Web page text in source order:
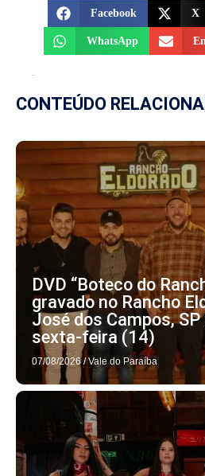
Facebook X
WhatsApp
CONTEÚDO
DVD “Boteco do
gravado no Rancho
José dos Campos,
sexta-feira (14)
07/08/2026 / Vale do Paraíba